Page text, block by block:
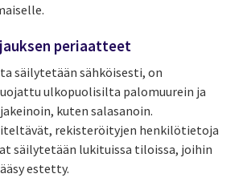
periaatteet
säilytetään sähköisesti, on
ulkopuolisilta palomuurein ja
kuten salasanoin.
rekisteröityjen henkilötietoja
säilytetään lukituissa tiloissa, joihin
estetty.